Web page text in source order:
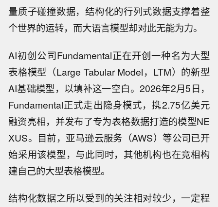
量质子碰撞数据，结构化的行列式数据支撑着整
个世界的运转，而大语言模型却对此无能为力。
AI初创公司Fundamental正在开创一种名为大型
表格模型（Large Tabular Model，LTM）的新型
AI基础模型，以填补这一空白。2026年2月5日，
Fundamental正式走出隐身模式，携2.75亿美元
融资亮相，并发布了专为表格数据打造的模型NE
XUS。目前，亚马逊云服务（AWS）等公司已开
始采用该模型，与此同时，其他机构也在竞相构
建自己的大型表格模型。
结构化数据之所以受到的关注相对较少，一定程